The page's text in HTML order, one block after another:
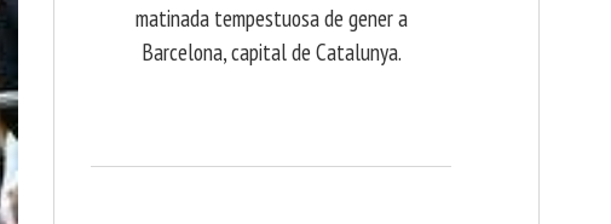
matinada tempestuosa de gener a
Barcelona, capital de Catalunya.